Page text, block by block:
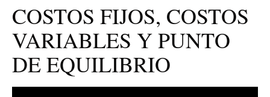
COSTOS FIJOS, COSTOS
VARIABLES Y PUNTO
DE EQUILIBRIO